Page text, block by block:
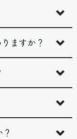
ますか？